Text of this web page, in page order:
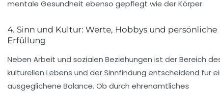
mentale Gesundheit ebenso gepflegt wie der Körper.
4. Sinn und Kultur: Werte, Hobbys und persönliche
Erfüllung
Neben Arbeit und sozialen Beziehungen ist der Bereich
kulturellen Lebens und der Sinnfindung entscheidend für
ausgeglichene Balance. Ob durch ehrenamtliches